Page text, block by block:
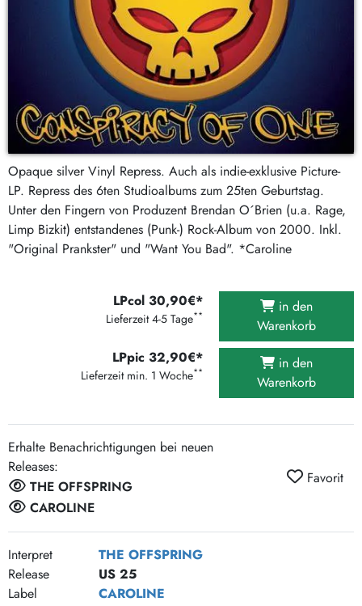
Opaque silver Vinyl Repress. Auch als indie-exklusive Picture-
LP. Repress des 6ten Studioalbums zum 25ten Geburtstag.
Unter den Fingern von Produzent Brendan O´Brien (u.a. Rage,
Limp Bizkit) entstandenes (Punk-) Rock-Album von 2000. Inkl.
"Original Prankster" und "Want You Bad". *Caroline
LPcol 30,90€*
Lieferzeit 4-5 Tage**
in den
Warenkorb
LPpic 32,90€*
Lieferzeit min. 1 Woche**
in den
Warenkorb
Erhalte Benachrichtigungen bei neuen
Releases:
THE OFFSPRING
CAROLINE
Favorit
Interpret
THE OFFSPRING
Release
US 25
Label
CAROLINE